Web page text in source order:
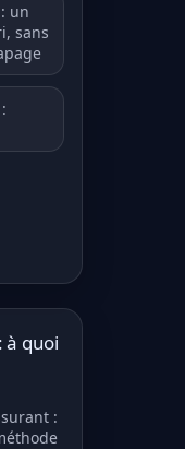
: un
sans
:
à quoi
: